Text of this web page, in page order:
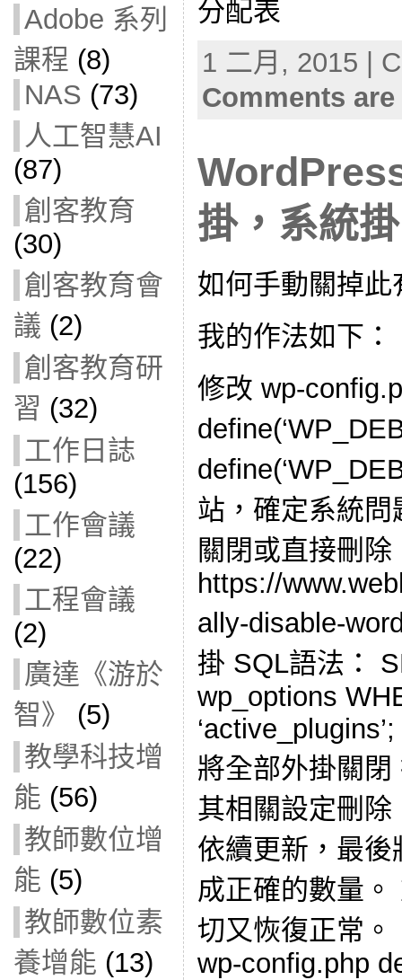
Adobe 系列
課程 (8)
NAS (73)
人工智慧AI
(87)
創客教育
(30)
創客教育會
議 (2)
創客教育研
習 (32)
工作日誌
(156)
工作會議
(22)
工程會議
(2)
廣達《游於
智》
(5)
教學科技增
能 (56)
教師數位增
能 (5)
教師數位素
養增能 (13)
分配表
1 二月, 2015 |
Comments
掛，系統
如何手動關掉
我的作法如下：
修改 wp-
站，確定系統
關閉或直接刪
https://
ally-disable-
掛 SQL語法：
wp_options
將全部外掛關
其相關設定刪
依續更新，最
成正確的數量
切又恢復正常
wp-config.php